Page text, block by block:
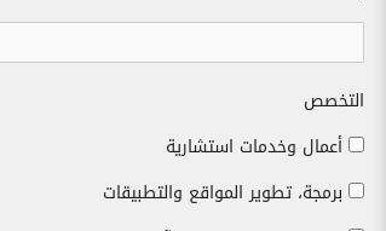
التخصص
أعمال وخدمات استشارية
برمجة، تطوير المواقع والتطبيقات